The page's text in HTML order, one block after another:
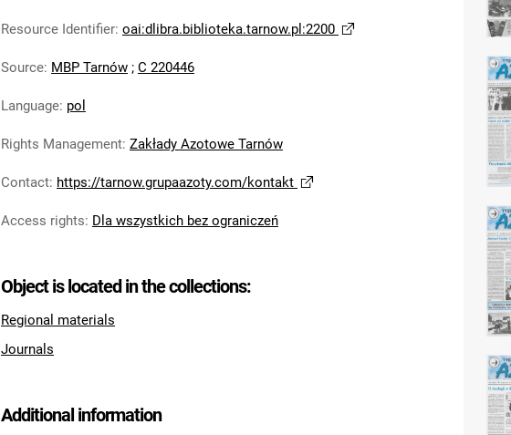
Resource Identifier: oai:dlibra.biblioteka.tarnow.pl:2200
Source: MBP Tarnów ; C 220446
Language: pol
Rights Management: Zakłady Azotowe Tarnów
Contact: https://tarnow.grupaazoty.com/kontakt
Access rights: Dla wszystkich bez ograniczeń
Object is located in the collections:
Regional materials
Journals
Additional information